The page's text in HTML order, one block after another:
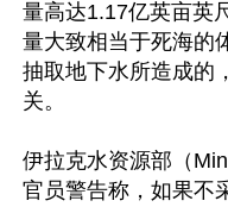
量高达1.17亿英亩英
量大致相当于死海的
抽取地下水所造成的
关。
伊拉克水资源部（
官员警告称，如果不